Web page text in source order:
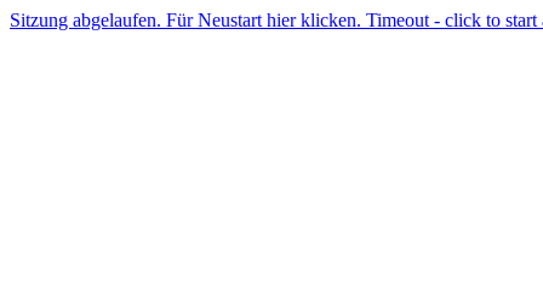
Sitzung abgelaufen. Für Neustart hier klicken. Timeout - click to start